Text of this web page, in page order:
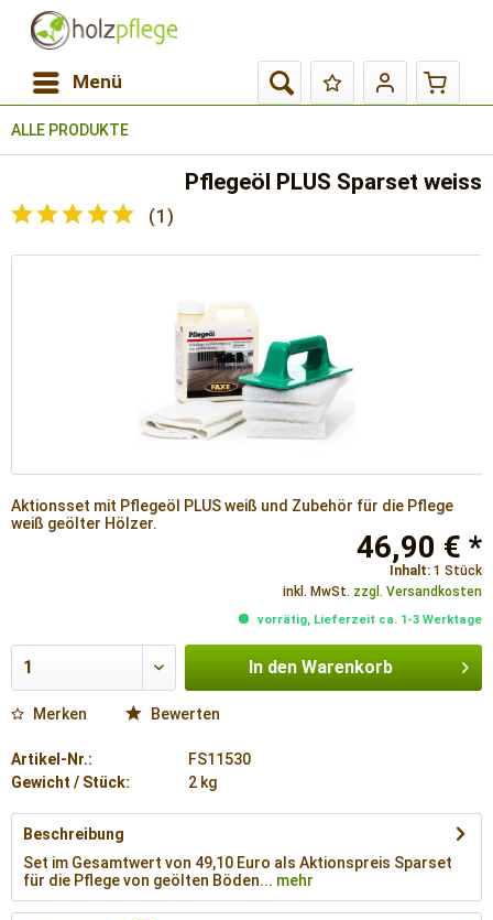
Menü
ALLE PRODUKTE
Pflegeöl PLUS Sparset weiss
(1 )
Aktionsset mit Pflegeöl PLUS weiß und Zubehör für die Pflege
weiß geölter Hölzer.
46,90 € *
Inhalt: 1 Stück
inkl. MwSt. zzgl. Versandkosten
vorrätig, Lieferzeit ca. 1-3 Werktage
In den Warenkorb
Merken Bewerten
Artikel-Nr.:
FS11530
Gewicht / Stück:
2 kg
Beschreibung
Set im Gesamtwert von 49,10 Euro als Aktionspreis Sparset
für die Pflege von geölten Böden... mehr